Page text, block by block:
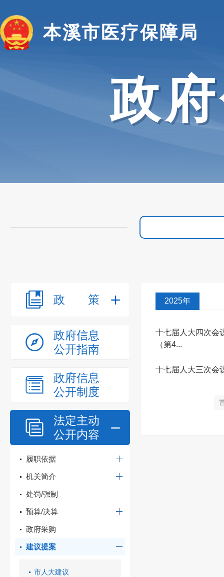
本溪市医疗保障局
政
政策
政府信息
公开指南
政府信息
公开制度
法定主动
公开内容
履职依据
机关简介
处罚/强制
预算/决算
政府采购
建议提案
市人大建议
2025年
十七届人大四次会
（第4...
十七届人大三次会